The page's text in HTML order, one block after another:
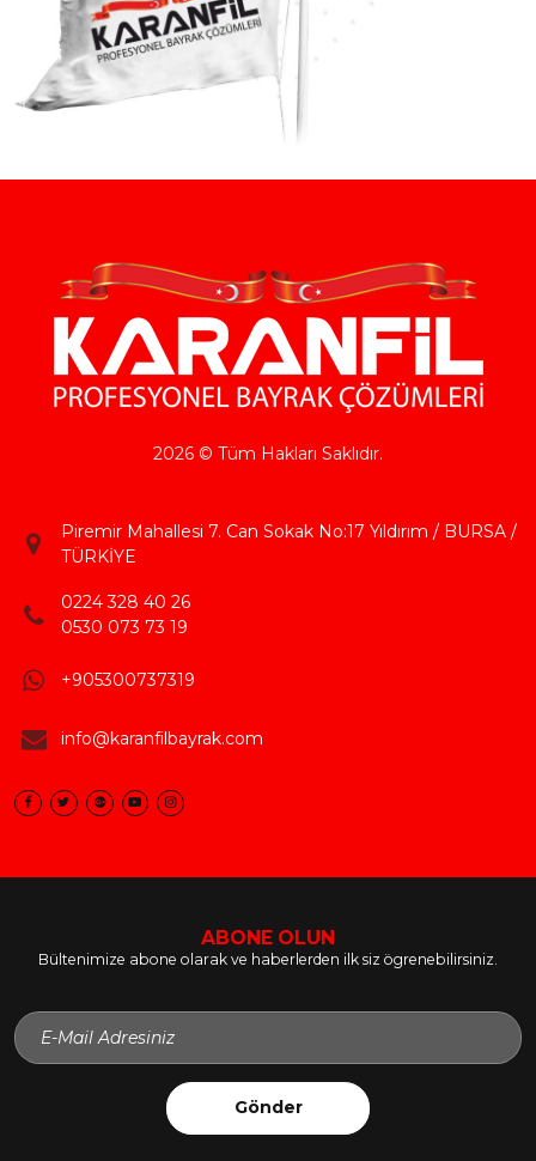
2026 © Tüm Hakları Saklıdır.
Piremir Mahallesi 7. Can Sokak No:17 Yıldırım / BURSA /
TÜRKİYE
0224 328 40 26
0530 073 73 19
+905300737319
info@karanfilbayrak.com
ABONE OLUN
Bültenimize abone olarak ve haberlerden ilk siz ögrenebilirsiniz.
Gönder